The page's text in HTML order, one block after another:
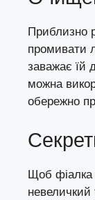
Приблизно
промивати
заважає їй
можна
обережно
Щоб фіалка
невеличкий